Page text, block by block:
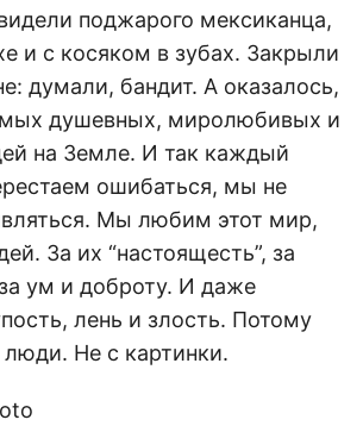
поджарого мексиканца,
и с косяком в зубах. Закрыли
думали, бандит. А оказалось,
душевных, миролюбивых и
на Земле. И так каждый
ошибаться, мы не
Мы любим этот мир,
За их “настоящесть”, за
ум и доброту. И даже
лень и злость. Потому
Не с картинки.